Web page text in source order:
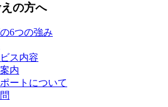
の方へ
6つの強み
ス内容
内
ートについて